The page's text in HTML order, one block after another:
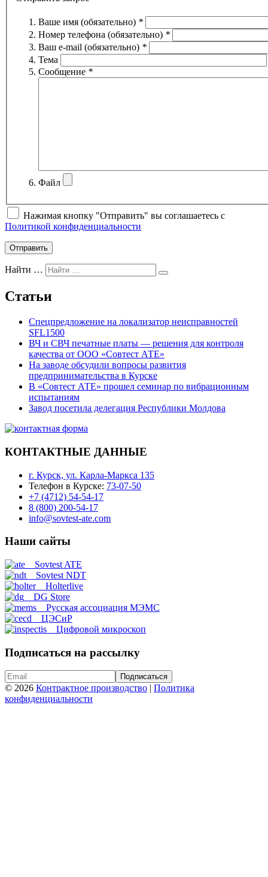
Ваше имя (обязательно) *
Номер телефона (обязательно) *
Ваш e-mail (обязательно) *
Тема
Сообщение *
Файл
Нажимая кнопку "Отправить" вы соглашаетесь с
Политикой конфиденциальности
Найти …
Статьи
Спецпредложение на локализатор неисправностей
SFL1500
ВЧ и СВЧ печатные платы — решения для контроля
качества от ООО «Совтест АТЕ»
На заводе обсудили вопросы развития
предпринимательства в Курске
В «Совтест АТЕ» прошел семинар по вибрационным
испытаниям
Завод посетила делегация Республики Молдова
КОНТАКТНЫЕ ДАННЫЕ
г. Курск, ул. Карла-Маркса 135
Телефон в Курске: 73-07-50
+7 (4712) 54-54-17
8 (800) 200-54-17
info@sovtest-ate.com
Наши сайты
Sovtest ATE
Sovtest NDT
Holterlive
DG Store
Русская ассоциация МЭМС
ЦЭСиР
Цифровой микроскоп
Подписаться на рассылку
© 2026 Контрактное производство
Политика
конфиденциальности